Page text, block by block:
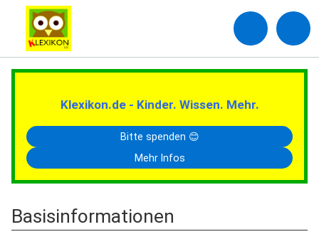
Klexikon.de - Kinder. Wissen. Mehr.
Bitte spenden 😊
Mehr Infos
Basisinformationen